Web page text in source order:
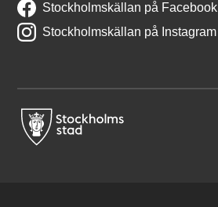
Stockholmskällan på Facebook
Stockholmskällan på Instagram